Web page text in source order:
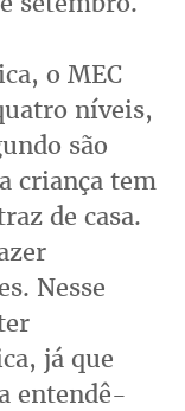
o MEC
níveis,
são
criança tem
de casa.
Nesse
já que
entendê-